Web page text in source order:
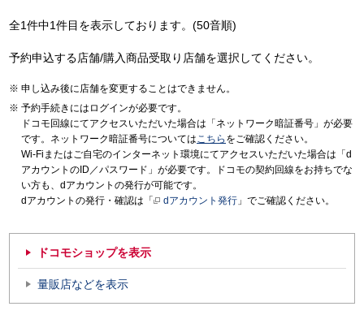
全1件中1件目を表示しております。(50音順)
予約申込する店舗/購入商品受取り店舗を選択してください。
申し込み後に店舗を変更することはできません。
予約手続きにはログインが必要です。
ドコモ回線にてアクセスいただいた場合は「ネットワーク暗証番号」が必要
です。ネットワーク暗証番号についてはこちら をご確認ください。
Wi-Fiまたはご自宅のインターネット環境にてアクセスいただいた場合は「d
アカウントのID／パスワード」が必要です。ドコモの契約回線をお持ちでな
い方も、dアカウントの発行が可能です。
dアカウントの発行・確認は「
dアカウント発行 」でご確認ください。
ドコモショップを表示
量販店などを表示